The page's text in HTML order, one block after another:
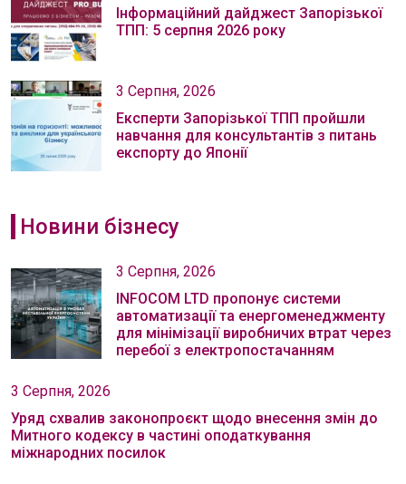
Інформаційний дайджест Запорізької
ТПП: 5 серпня 2026 року
3 Серпня, 2026
Експерти Запорізької ТПП пройшли
навчання для консультантів з питань
експорту до Японії
Новини бізнесу
3 Серпня, 2026
INFOCOM LTD пропонує системи
автоматизації та енергоменеджменту
для мінімізації виробничих втрат через
перебої з електропостачанням
3 Серпня, 2026
Уряд схвалив законопроєкт щодо внесення змін до
Митного кодексу в частині оподаткування
міжнародних посилок